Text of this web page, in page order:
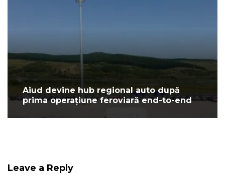
Aiud devine hub regional auto după
prima operațiune feroviară end-to-end
Leave a Reply